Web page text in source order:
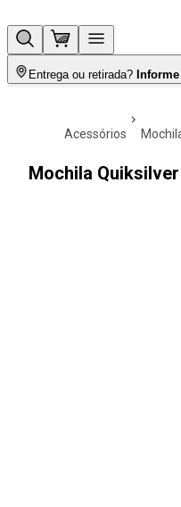
Entrega ou retirada?
acessórios
Mochila